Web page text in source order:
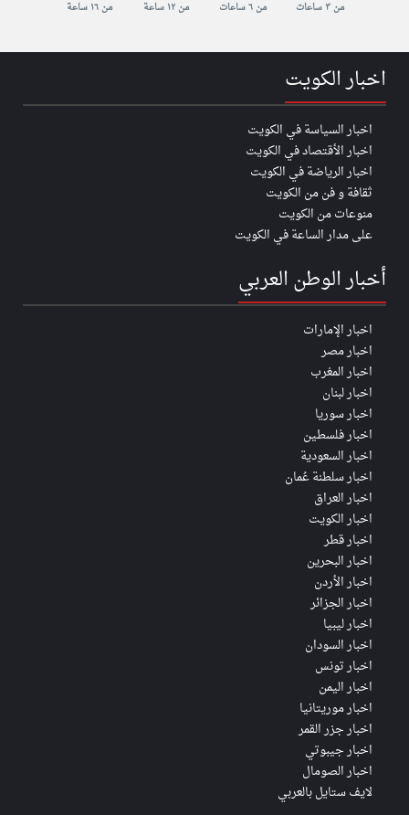
من ٣ ساعات من ٦ ساعات من ١٢ ساعة من ١٦ ساعة
اخبار الكويت
اخبار السياسة في الكويت
اخبار الأقتصاد في الكويت
اخبار الرياضة في الكويت
ثقافة و فن من الكويت
منوعات من الكويت
على مدار الساعة في الكويت
أخبار الوطن العربي
اخبار الإمارات
اخبار مصر
اخبار المغرب
اخبار لبنان
اخبار سوريا
اخبار فلسطين
اخبار السعودية
اخبار سلطنة عُمان
اخبار العراق
اخبار الكويت
اخبار قطر
اخبار البحرين
اخبار الأردن
اخبار الجزائر
اخبار ليبيا
اخبار السودان
اخبار تونس
اخبار اليمن
اخبار موريتانيا
اخبار جزر القمر
اخبار جيبوتي
اخبار الصومال
لايف ستايل بالعربي